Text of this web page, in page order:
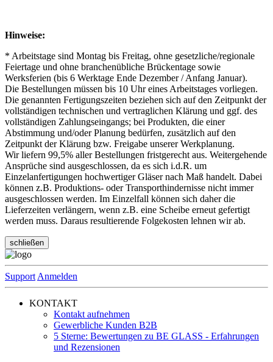
Hinweise:
* Arbeitstage sind Montag bis Freitag, ohne gesetzliche/regionale
Feiertage und ohne branchenübliche Brückentage sowie
Werksferien (bis 6 Werktage Ende Dezember / Anfang Januar).
Die Bestellungen müssen bis 10 Uhr eines Arbeitstages vorliegen.
Die genannten Fertigungszeiten beziehen sich auf den Zeitpunkt der
vollständigen technischen und vertraglichen Klärung und ggf. des
vollständigen Zahlungseingangs; bei Produkten, die einer
Abstimmung und/oder Planung bedürfen, zusätzlich auf den
Zeitpunkt der Klärung bzw. Freigabe unserer Werkplanung.
Wir liefern 99,5% aller Bestellungen fristgerecht aus. Weitergehende
Ansprüche sind ausgeschlossen, da es sich i.d.R. um
Einzelanfertigungen hochwertiger Gläser nach Maß handelt. Dabei
können z.B. Produktions- oder Transporthindernisse nicht immer
ausgeschlossen werden. Im Einzelfall können sich daher die
Lieferzeiten verlängern, wenn z.B. eine Scheibe erneut gefertigt
werden muss. Daraus resultierende Folgekosten lehnen wir ab.
schließen
SupportAnmelden
KONTAKT
Kontakt aufnehmen
Gewerbliche Kunden B2B
5 Sterne: Bewertungen zu BE GLASS - Erfahrungen
und Rezensionen